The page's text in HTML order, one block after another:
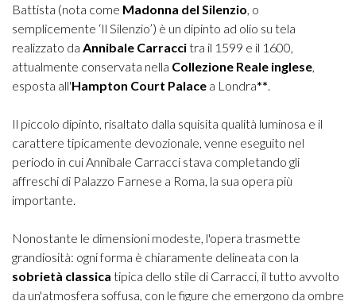
Battista (nota come Madonna del Silenzio, o
semplicemente ‘Il Silenzio’) è un dipinto ad olio su tela
realizzato da Annibale Carraccitra il 1599 e il 1600,
attualmente conservata nella Collezione Reale inglese,
esposta all'Hampton Court Palace a Londra**.
Il piccolo dipinto, risaltato dalla squisita qualità luminosa e il
carattere tipicamente devozionale, venne eseguito nel
periodo in cui Annibale Carracci stava completando gli
affreschi di Palazzo Farnese a Roma, la sua opera più
importante.
Nonostante le dimensioni modeste, l'opera trasmette
grandiosità: ogni forma è chiaramente delineata con la
sobrietà classica tipica dello stile di Carracci, il tutto avvolto
da un'atmosfera soffusa, con le figure che emergono da ombre